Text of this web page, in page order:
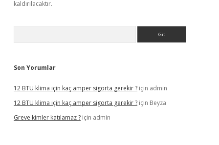
kaldırılacaktır.
Son Yorumlar
12 BTU klima için kaç amper sigorta gerekir ? için admin
12 BTU klima için kaç amper sigorta gerekir ? için Beyza
Greve kimler katılamaz ? için admin